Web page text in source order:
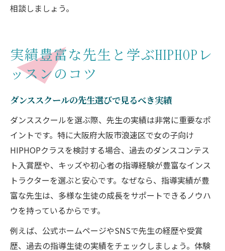
相談しましょう。
実績豊富な先生と学ぶHIPHOPレ
ッスンのコツ
ダンススクールの先生選びで見るべき実績
ダンススクールを選ぶ際、先生の実績は非常に重要なポ
イントです。特に大阪府大阪市浪速区で女の子向け
HIPHOPクラスを検討する場合、過去のダンスコンテス
ト入賞歴や、キッズや初心者の指導経験が豊富なインス
トラクターを選ぶと安心です。なぜなら、指導実績が豊
富な先生は、多様な生徒の成長をサポートできるノウハ
ウを持っているからです。
例えば、公式ホームページやSNSで先生の経歴や受賞
歴、過去の指導生徒の実績をチェックしましょう。体験